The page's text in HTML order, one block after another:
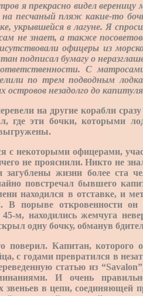
я прекрасно видел вереницу
песчаный пляж какие-то
укрывшейся в лагуне. Я
не знает, а также
офицеры из
подписал бумагу о
ответственности. С
по трем подводным
островов незадолго до
на другие корабли
где эти бочки, которыми
с некоторыми офицерами,
не прояснили. Никто не
загублены жизни более ста
повстречал бывшего
находился в отставке, и
В порыве откровенности
м, находились жемчуга
одну бочку, обманув
поверил. Капитан, которого
с годами превратился в
статью из
И очень
звеньев в цепи, соединяющей